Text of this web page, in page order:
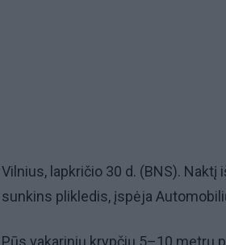
Vilnius, lapkričio 30 d. (BNS).
sunkins plikledis, įspėja
Pūs vakarinių krypčių 5–10 metrų